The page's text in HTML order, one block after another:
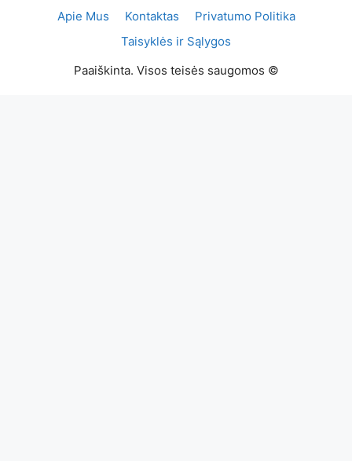
Apie Mus Kontaktas
Privatumo Politika
Taisyklės ir Sąlygos
Paaiškinta. Visos teisės saugomos ©